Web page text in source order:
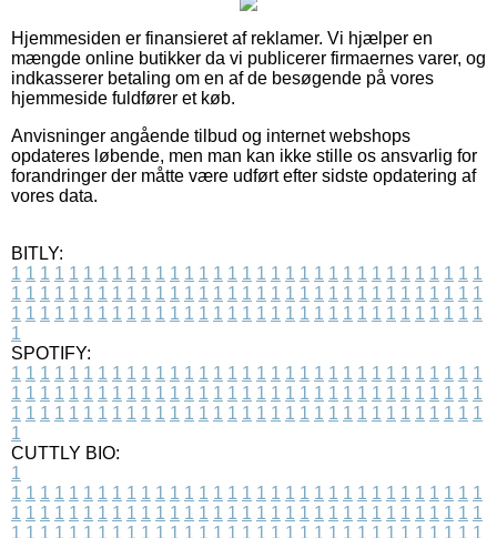
Hjemmesiden er finansieret af reklamer. Vi hjælper en
mængde online butikker da vi publicerer firmaernes varer, og
indkasserer betaling om en af de besøgende på vores
hjemmeside fuldfører et køb.
Anvisninger angående tilbud og internet webshops
opdateres løbende, men man kan ikke stille os ansvarlig for
forandringer der måtte være udført efter sidste opdatering af
vores data.
BITLY:
1 1 1 1 1 1 1 1 1 1 1 1 1 1 1 1 1 1 1 1 1 1 1 1 1 1 1 1 1 1 1 1 1
1 1 1 1 1 1 1 1 1 1 1 1 1 1 1 1 1 1 1 1 1 1 1 1 1 1 1 1 1 1 1 1 1
1 1 1 1 1 1 1 1 1 1 1 1 1 1 1 1 1 1 1 1 1 1 1 1 1 1 1 1 1 1 1 1 1
1
SPOTIFY:
1 1 1 1 1 1 1 1 1 1 1 1 1 1 1 1 1 1 1 1 1 1 1 1 1 1 1 1 1 1 1 1 1
1 1 1 1 1 1 1 1 1 1 1 1 1 1 1 1 1 1 1 1 1 1 1 1 1 1 1 1 1 1 1 1 1
1 1 1 1 1 1 1 1 1 1 1 1 1 1 1 1 1 1 1 1 1 1 1 1 1 1 1 1 1 1 1 1 1
1
CUTTLY BIO:
1
1 1 1 1 1 1 1 1 1 1 1 1 1 1 1 1 1 1 1 1 1 1 1 1 1 1 1 1 1 1 1 1 1
1 1 1 1 1 1 1 1 1 1 1 1 1 1 1 1 1 1 1 1 1 1 1 1 1 1 1 1 1 1 1 1 1
1 1 1 1 1 1 1 1 1 1 1 1 1 1 1 1 1 1 1 1 1 1 1 1 1 1 1 1 1 1 1 1 1